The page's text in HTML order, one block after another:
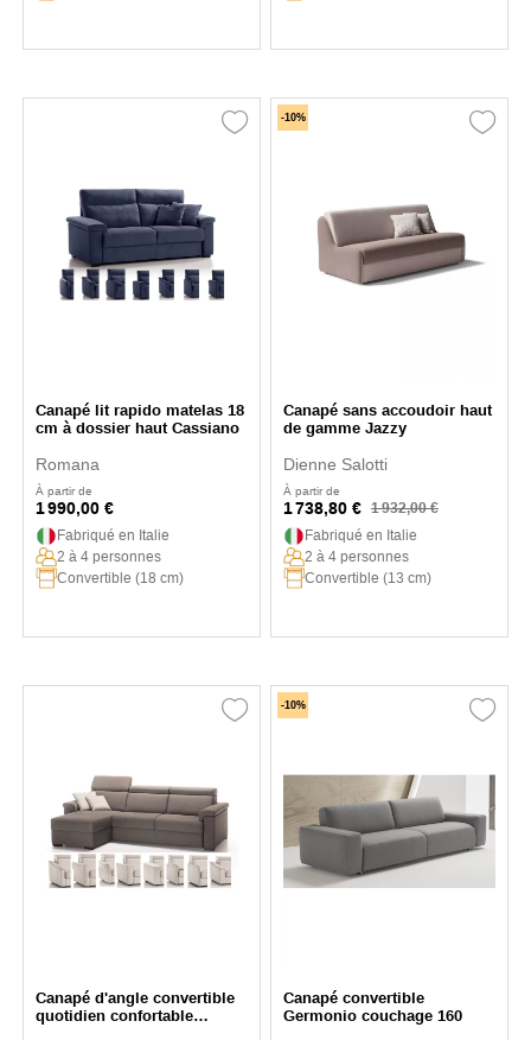
Canapé lit rapido matelas 18
cm à dossier haut Cassiano
Romana
À partir de
1 990,00 €
Fabriqué en Italie
2 à 4 personnes
Convertible (18 cm)
-10%
Canapé sans accoudoir haut
de gamme Jazzy
Dienne Salotti
À partir de
1 738,80 € 1 932,00 €
Fabriqué en Italie
2 à 4 personnes
Convertible (13 cm)
Canapé d'angle convertible
quotidien confortable
-10%
Canapé convertible
Germonio couchage 160